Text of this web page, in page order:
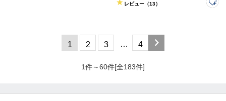
レビュー（13）
1 2 3 … 4
1件～60件[全183件]